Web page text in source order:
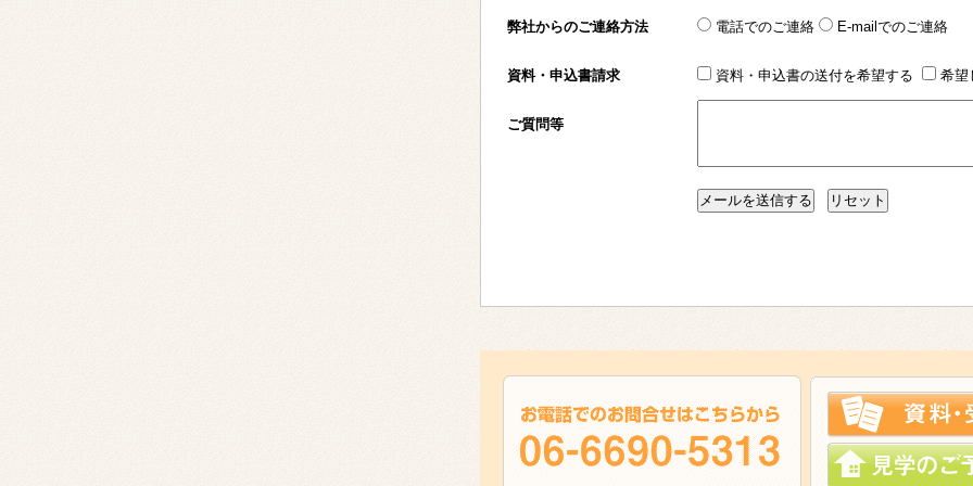
弊社からのご連絡方法 電話でのご連絡 E-mailでのご連絡
資料・申込書請求 資料・申込書の送付を希望する 希望
ご質問等